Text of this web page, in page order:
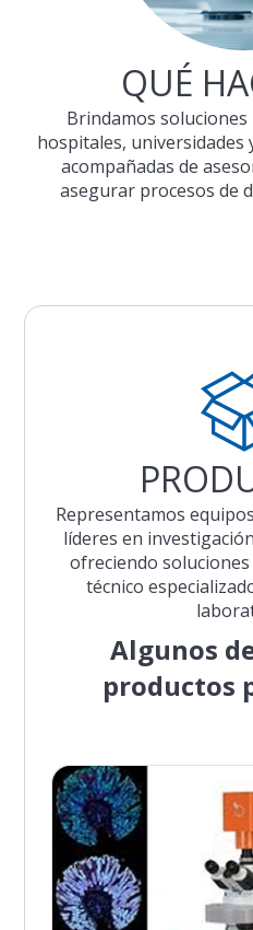
QUÉ
Brindamos
hospitales, universidades
acompañadas de
asegurar procesos de
Representamos
líderes en
ofreciendo
técnico
Algunos
productos